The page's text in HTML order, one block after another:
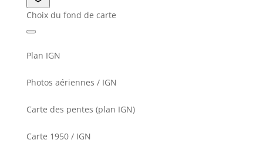
Choix du fond de carte
Plan IGN
Photos aériennes / IGN
Carte des pentes (plan IGN)
Carte 1950 / IGN